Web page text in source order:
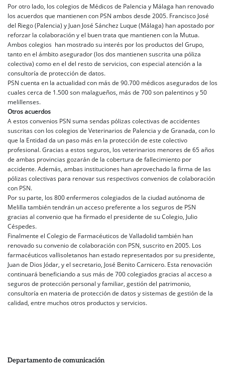
Por otro lado, los colegios de Médicos de Palencia y Málaga han renovado
los acuerdos que mantienen con PSN ambos desde 2005. Francisco José
del Riego (Palencia) y Juan José Sánchez Luque (Málaga) han apostado por
reforzar la colaboración y el buen trata que mantienen con la Mutua.
Ambos colegios han mostrado su interés por los productos del Grupo,
tanto en el ámbito asegurador (los dos mantienen suscrita una póliza
colectiva) como en el del resto de servicios, con especial atención a la
consultoría de protección de datos.
PSN cuenta en la actualidad con más de 90.700 médicos asegurados de los
cuales cerca de 1.500 son malagueños, más de 700 son palentinos y 50
melillenses.
Otros acuerdos
A estos convenios PSN suma sendas pólizas colectivas de accidentes
suscritas con los colegios de Veterinarios de Palencia y de Granada, con lo
que la Entidad da un paso más en la protección de este colectivo
profesional. Gracias a estos seguros, los veterinarios menores de 65 años
de ambas provincias gozarán de la cobertura de fallecimiento por
accidente. Además, ambas instituciones han aprovechado la firma de las
pólizas colectivas para renovar sus respectivos convenios de colaboración
con PSN.
Por su parte, los 800 enfermeros colegiados de la ciudad autónoma de
Melilla también tendrán un acceso preferente a los seguros de PSN
gracias al convenio que ha firmado el presidente de su Colegio, Julio
Céspedes.
Finalmente el Colegio de Farmacéuticos de Valladolid también han
renovado su convenio de colaboración con PSN, suscrito en 2005. Los
farmacéuticos vallisoletanos han estado representados por su presidente,
Juan de Dios Jódar, y el secretario, José Benito Carnicero. Esta renovación
continuará beneficiando a sus más de 700 colegiados gracias al acceso a
seguros de protección personal y familiar, gestión del patrimonio,
consultoría en materia de protección de datos y sistemas de gestión de la
calidad, entre muchos otros productos y servicios.
Departamento de comunicación